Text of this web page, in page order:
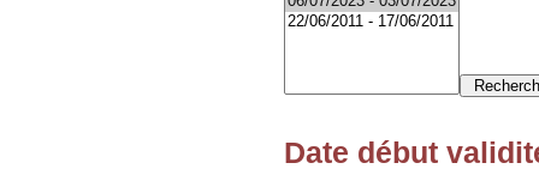
Date début